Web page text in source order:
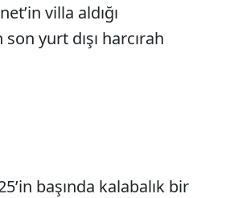
villa aldığı
yurt dışı harcırah
başında kalabalık bir